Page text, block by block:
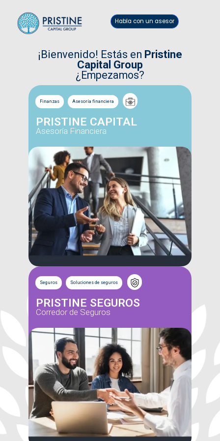
Habla con un asesor
¡Bienvenido! Estás en Pristine
Capital Group
¿Empezamos?
Finanzas Asesoría financiera
PRISTINE CAPITAL
Asesoría Financiera
Seguros Soluciones de seguros
PRISTINE SEGUROS
Corredor de Seguros